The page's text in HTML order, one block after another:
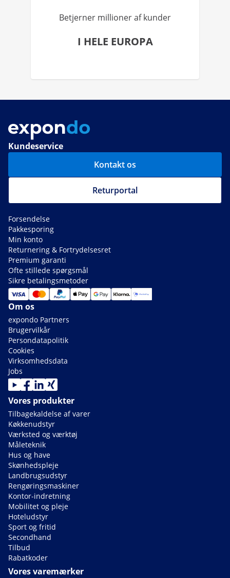
Betjerner millioner af kunder
I HELE EUROPA
Kundeservice
Kontakt os
Returportal
Forsendelse
Pakkesporing
Min konto
Returnering & Fortrydelsesret
Premium garanti
Ofte stillede spørgsmål
Sikre betalingsmetoder
Om os
expondo Partners
Brugervilkår
Persondatapolitik
Cookies
Virksomhedsdata
Jobs
Vores produkter
Tilbagekaldelse af varer
Køkkenudstyr
Værksted og værktøj
Måleteknik
Hus og have
Skønhedspleje
Landbrugsudstyr
Rengøringsmaskiner
Kontor-indretning
Mobilitet og pleje
Hoteludstyr
Sport og fritid
Secondhand
Tilbud
Rabatkoder
Vores varemærker